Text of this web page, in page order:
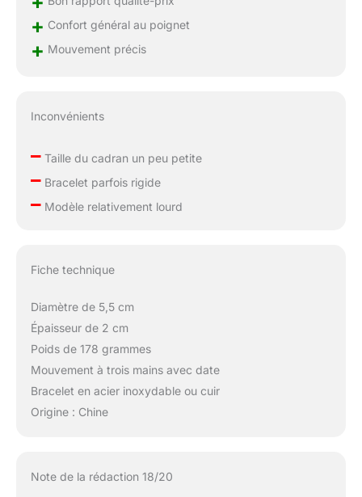
+ Confort général au poignet
+ Mouvement précis
Inconvénients
–Taille du cadran un peu petite
–Bracelet parfois rigide
–Modèle relativement lourd
Fiche technique
Diamètre de 5,5 cm
Épaisseur de 2 cm
Poids de 178 grammes
Mouvement à trois mains avec date
Bracelet en acier inoxydable ou cuir
Origine : Chine
Note de la rédaction 18/20